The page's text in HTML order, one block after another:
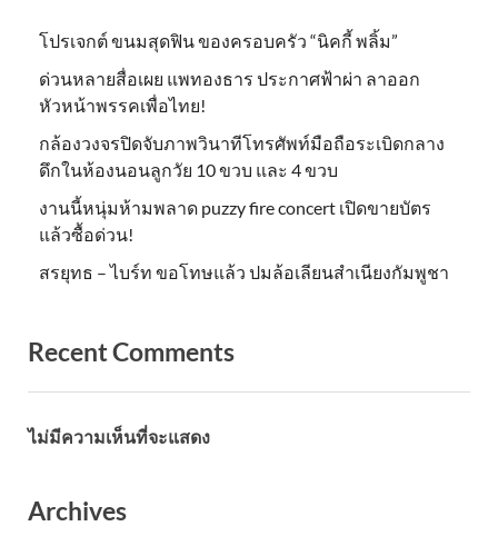
โปรเจกต์ ขนมสุดฟิน ของครอบครัว “นิคกี้ พลิ้ม”
ด่วนหลายสื่อเผย แพทองธาร ประกาศฟ้าผ่า ลาออก
หัวหน้าพรรคเพื่อไทย!
กล้องวงจรปิดจับภาพวินาทีโทรศัพท์มือถือระเบิดกลาง
ดึกในห้องนอนลูกวัย 10 ขวบ และ 4 ขวบ
งานนี้หนุ่มห้ามพลาด puzzy fire concert เปิดขายบัตร
แล้วซื้อด่วน!
สรยุทธ – ไบร์ท ขอโทษแล้ว ปมล้อเลียนสำเนียงกัมพูชา
Recent Comments
ไม่มีความเห็นที่จะแสดง
Archives